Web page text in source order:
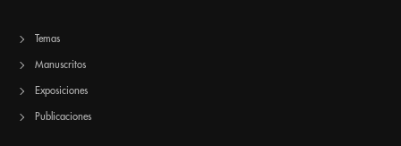
Temas
Manuscritos
Exposiciones
Publicaciones